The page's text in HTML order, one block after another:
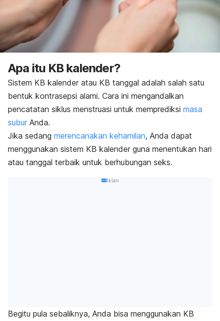
Apa itu KB kalender?
Sistem KB kalender atau KB tanggal adalah salah satu
bentuk kontrasepsi alami. Cara ini mengandalkan
pencatatan siklus menstruasi untuk memprediksi masa
subur Anda.
Jika sedang merencanakan kehamilan, Anda dapat
menggunakan sistem KB kalender guna menentukan hari
atau tanggal terbaik untuk berhubungan seks.
Iklan
Begitu pula sebaliknya, Anda bisa menggunakan KB